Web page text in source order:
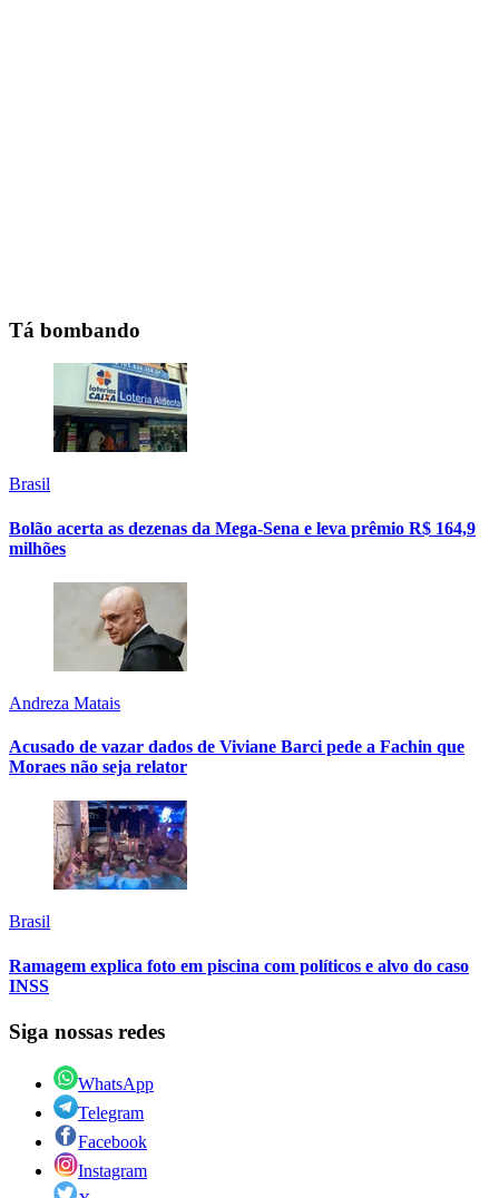
Tá bombando
Brasil
Bolão acerta as dezenas da Mega-Sena e leva prêmio R$ 164,9
milhões
Andreza Matais
Acusado de vazar dados de Viviane Barci pede a Fachin que
Moraes não seja relator
Brasil
Ramagem explica foto em piscina com políticos e alvo do caso
INSS
Siga nossas redes
WhatsApp
Telegram
Facebook
Instagram